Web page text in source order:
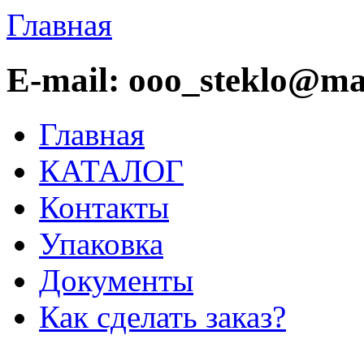
Главная
E-mail:
Главная
КАТАЛОГ
Контакты
Упаковка
Документы
Как сделать заказ?